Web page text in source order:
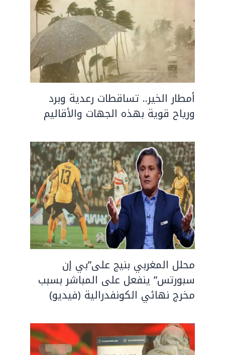
أمطار الخير.. تساقطات رعدية وبرد
ورياح قوية بهذه الجهات والأقاليم
محلل المغربي بنيج على”بي إن
سبورتس” ينفعل على المباشر بسبب
مخرج نهائي الكونفدرالية (فيديو)